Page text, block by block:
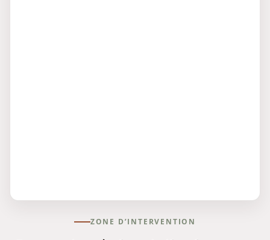
ZONE D’INTERVENTION